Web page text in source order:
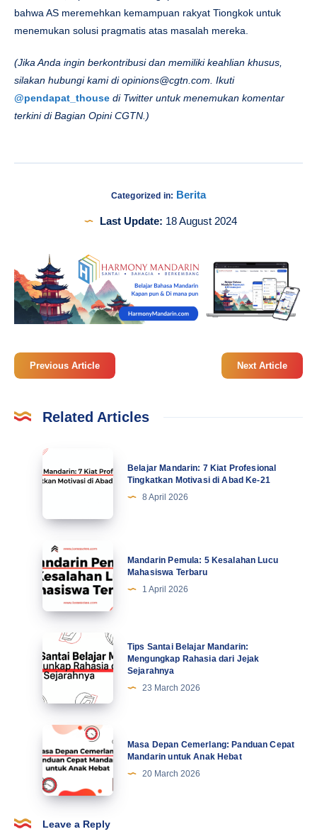
bahwa AS meremehkan kemampuan rakyat Tiongkok untuk
menemukan solusi pragmatis atas masalah mereka.
(Jika Anda ingin berkontribusi dan memiliki keahlian khusus,
silakan hubungi kami diopinions@cgtn.com. Ikuti
@pendapat_thouse di Twitter untuk menemukan komentar
terkini di Bagian Opini CGTN.)
Categorized in: Berita
Last Update: 18 August 2024
Previous Article Next Article
Related Articles
Belajar
Mandarin:
Profesional
Tingkatkan
Motivasi
di
Abad
Ke-
Belajar Mandarin: 7 Kiat Profesional
Tingkatkan Motivasi di Abad Ke-21
8 April 2026
Mandarin
Pemula:
5
Kesalahan
Lucu
Mahasiswa
Terbaru
Mandarin Pemula: 5 Kesalahan Lucu
Mahasiswa Terbaru
1 April 2026
Tips
Santai
Belajar
Mandarin:
Mengungkap
Rahasia
dari
Jejak
Sejarahnya
Tips Santai Belajar Mandarin:
Mengungkap Rahasia dari Jejak
Sejarahnya
23 March 2026
Masa
Depan
Cemerlang:
Panduan
Cepat
Mandarin
Masa Depan Cemerlang: Panduan Cepat
Mandarin untuk Anak Hebat
20 March 2026
Leave a Reply